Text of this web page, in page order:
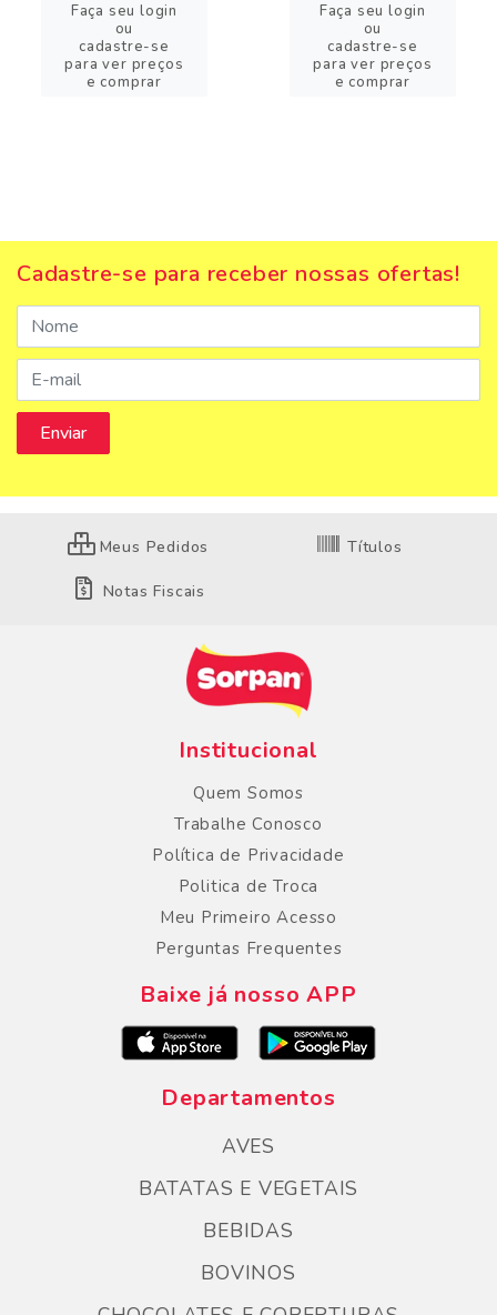
Faça seu login
ou
cadastre-se
para ver preços
e comprar
Faça seu login
ou
cadastre-se
para ver preços
e comprar
Cadastre-se para receber nossas ofertas!
Meus Pedidos Títulos
Notas Fiscais
Institucional
Quem Somos
Trabalhe Conosco
Política de Privacidade
Politica de Troca
Meu Primeiro Acesso
Perguntas Frequentes
Baixe já nosso APP
Departamentos
AVES
BATATAS E VEGETAIS
BEBIDAS
BOVINOS